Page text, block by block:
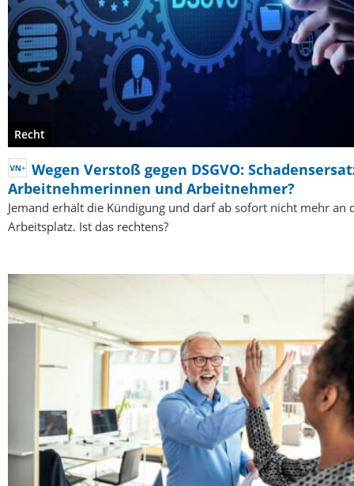
Recht
Wegen Verstoß gegen DSGVO:
Arbeitnehmerinnen und Arbeitnehmer?
Jemand erhält die Kündigung und darf ab sofort nicht mehr an
Arbeitsplatz. Ist das rechtens?